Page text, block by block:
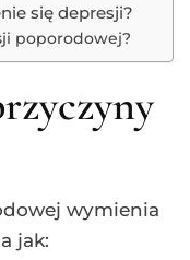
się depresji?
poporodowej?
wymienia
jak: